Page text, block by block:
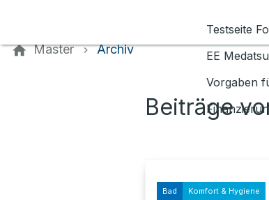
Testseite
EE Medatsu
Vorgaben
Master Archiv
Beiträge
Bad
Komfort & Hygiene